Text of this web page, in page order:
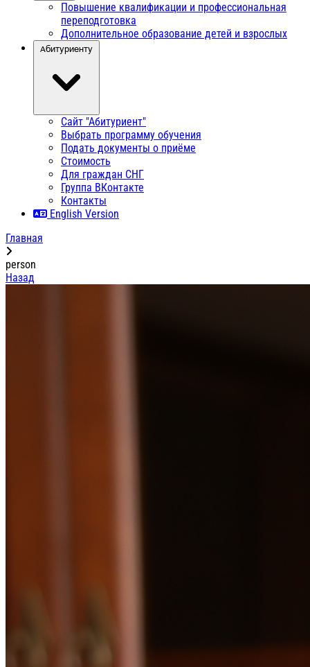
Повышение квалификации и профессиональная
переподготовка
Дополнительное образование детей и взрослых
Абитуриенту
Сайт "Абитуриент"
Выбрать программу обучения
Подать документы о приёме
Стоимость
Для граждан СНГ
Группа ВКонтакте
Контакты
English Version
Главная
person
Назад